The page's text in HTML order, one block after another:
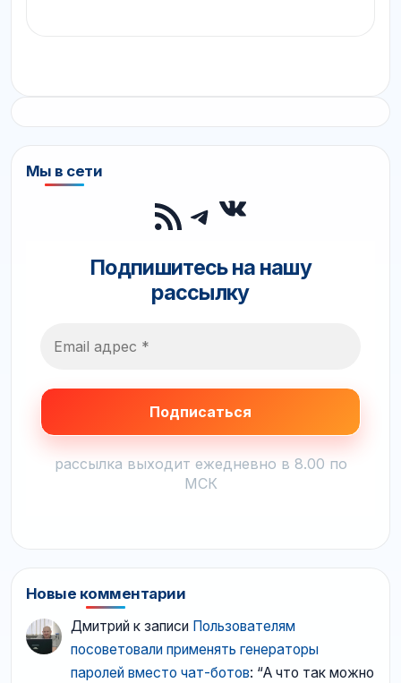
Мы в сети
RSS-лента
Telegram
ВКонтакте
Подпишитесь на нашу
рассылку
рассылка выходит ежедневно в 8.00 по
МСК
Новые комментарии
Дмитрий к записи Пользователям
посоветовали применять генераторы
паролей вместо чат-ботов: “А что так можно